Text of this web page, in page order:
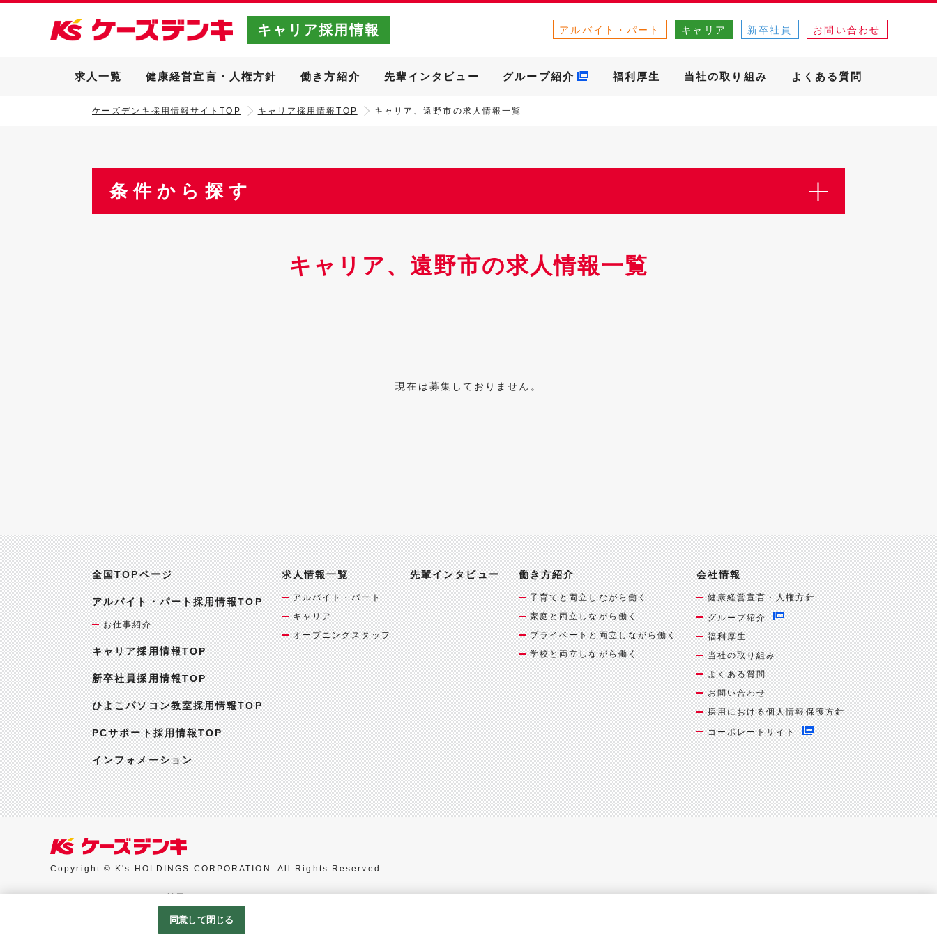
キャリア採用情報 アルバイト・パート キャリア 新卒社員 お問い合わせ
求人一覧 健康経営宣言・人権方針 働き方紹介 先輩インタビュー グループ紹介 福利厚生 当社の取り組み よくある質問
ケーズデンキ採用情報サイトTOP キャリア採用情報TOP キャリア、遠野市の求人情報一覧
条件から探す
キャリア、遠野市の求人情報一覧
現在は募集しておりません。
全国TOPページ
アルバイト・パート採用情報TOP
お仕事紹介
キャリア採用情報TOP
新卒社員採用情報TOP
ひよこパソコン教室採用情報TOP
PCサポート採用情報TOP
インフォメーション
求人情報一覧
アルバイト・パート
キャリア
オープニングスタッフ
先輩インタビュー 働き方紹介
子育てと両立しながら働く
家庭と両立しながら働く
プライベートと両立しながら働く
学校と両立しながら働く
会社情報
健康経営宣言・人権方針
グループ紹介
福利厚生
当社の取り組み
よくある質問
お問い合わせ
採用における個人情報保護方針
コーポレートサイト
Copyright © K's HOLDINGS CORPORATION. All Rights Reserved.
Googleアナリティクスの利用について
同意して閉じる